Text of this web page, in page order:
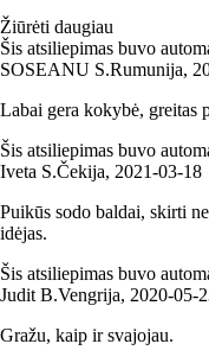
Žiūrėti daugiau
Šis atsiliepimas buvo
SOSEANU S.Rumunija,
Labai gera kokybė, greitas
Šis atsiliepimas buvo
Iveta S.Čekija, 2021‑03‑18
Puikūs sodo baldai, skirti
idėjas.
Šis atsiliepimas buvo
Judit B.Vengrija,
Gražu, kaip ir svajojau.